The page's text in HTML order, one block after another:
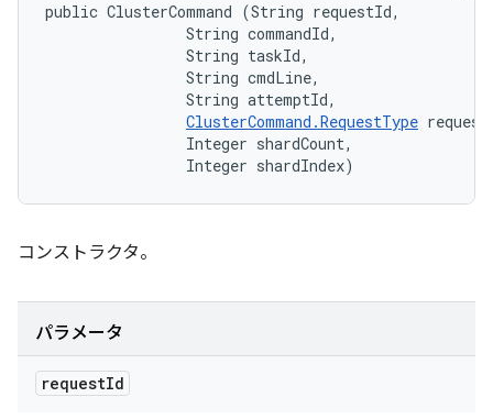
public ClusterCommand (String requestId,
                String commandId,
                String taskId,
                String cmdLine,
                String attemptId,
ClusterCommand.RequestType
                Integer shardCount,
                Integer shardIndex)
コンストラクタ。
パラメータ
requestId